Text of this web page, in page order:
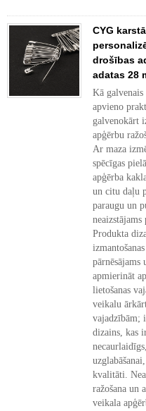
CYG
drošības
adatas 28
Kā galvenais
apvieno
galvenokārt
apģērbu
Ar maza
spēcīgas
apģērba
un citu daļu
paraugu un
neaizstājams
Produkta
pārnēsājams
apmierināt
lietošanas
veikalu
vajadzībām;
dizains, kas
kvalitāti.
ražošana un
veikala